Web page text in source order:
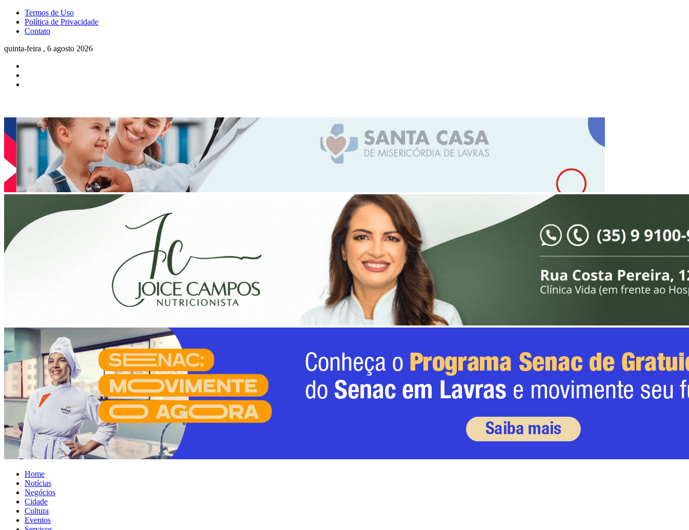
Termos de Uso
Política de Privacidade
Contato
quinta-feira , 6 agosto 2026
Home
Notícias
Negócios
Cidade
Cultura
Eventos